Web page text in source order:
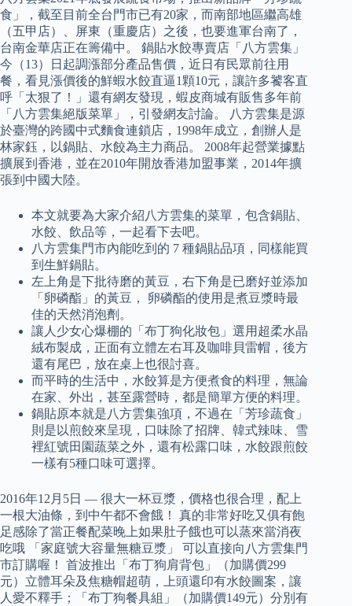
食」，截至目前全台門市已有20家，而南部地區繼高雄
（五甲店）、屏東（重慶店）之後，也要進軍台南了，
台南金華店正在籌備中。 鍋貼水餃專賣店「八方雲集」
今（13）日起調漲部分產品售價，近日有民眾前往用
餐，看見漲價後的鮮蝦水餃直逼1顆10元，讓許多饕客直
呼「太狠了！」還有網友發現，蝦皮商城有販售多年前
「八方雲集絕版菜單」，引發網友討論。 八方雲集是源
於臺灣的跨國中式麵食連鎖店，1998年成立，創辦人是
林家鈺，以鍋貼、水餃為主力商品。 2008年起營業據點
擴展到香港，並在2010年開放香港加盟事業，2014年擴
張到中國大陸。
本文就要為大家介紹八方雲集的菜單，包含鍋貼、
水餃、飲品等，一起看下去吧。
八方雲集門市內能吃到的 7 種鍋貼品項，同樣能買
到生鮮鍋貼。
左上角是下批待磨的黃豆，右下角是已磨好並添加
「卵磷酯」的黃豆， 卵磷酯的使用是煮豆漿時最
佳的天然消泡劑。
讓人少女心爆棚的「布丁狗化妝包」選用超柔水晶
絨布製成，正面有立體左右耳及咖啡貝雷帽，後方
還有尾巴，放在桌上也很討喜。
而平時的生活中，水餃算是方便煮食的料理，無論
在家、外出，甚至露營時，都是簡單方便的料理。
鍋貼原本就是八方雲集強項，不過在「芳珍蔬食」
則是以煎餃來呈現，口味除了招牌、韓式辣味、雪
裡紅號田園蔬菜之外，還有松露口味，水餃跟煎餃
一樣有5種口味可選擇。
2016年12月5日 — 很大一杯豆漿，價格也很合理，配上
一根大油條，到中午都不會餓！ 真的非常好吃又俱有飽
足感除了當正餐配菜晚上如果肚子餓也可以蒸來當消夜
吃哦 ️「家庭號大容量無糖豆漿」 可以直接向八方雲集門
市訂購喔！ 首波推出「布丁狗肩背包」（加購價299
元）立體耳朵及焦糖帽超萌，上頭還印有水餃圖案，讓
人愛不釋手；「布丁狗餐具組」（加購價149元）分別有